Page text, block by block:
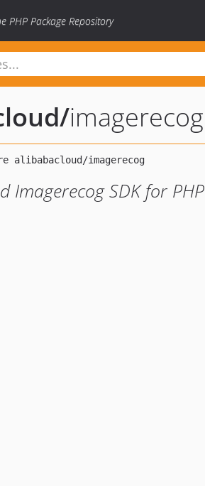
PHP Package Repository
/imagerecog
Imagerecog SDK for PHP